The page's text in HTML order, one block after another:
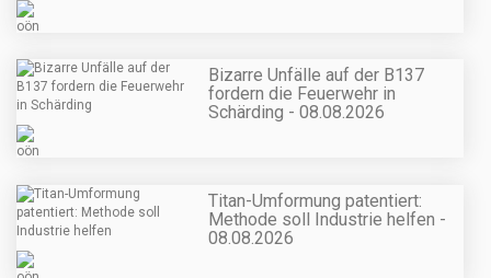
Bizarre Unfälle auf der B137
fordern die Feuerwehr in
Schärding - 08.08.2026
Titan-Umformung patentiert:
Methode soll Industrie helfen -
08.08.2026